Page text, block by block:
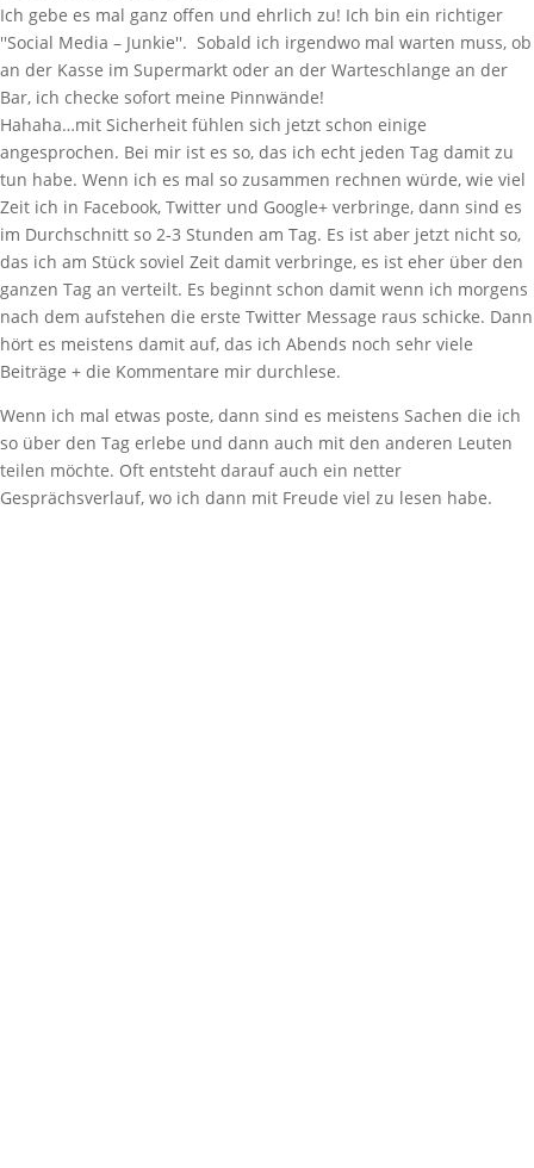
Ich gebe es mal ganz offen und ehrlich zu! Ich bin ein richtiger
''Social Media – Junkie''. Sobald ich irgendwo mal warten muss, ob
an der Kasse im Supermarkt oder an der Warteschlange an der
Bar, ich checke sofort meine Pinnwände!
Hahaha…mit Sicherheit fühlen sich jetzt schon einige
angesprochen. Bei mir ist es so, das ich echt jeden Tag damit zu
tun habe. Wenn ich es mal so zusammen rechnen würde, wie viel
Zeit ich in Facebook, Twitter und Google+ verbringe, dann sind es
im Durchschnitt so 2-3 Stunden am Tag. Es ist aber jetzt nicht so,
das ich am Stück soviel Zeit damit verbringe, es ist eher über den
ganzen Tag an verteilt. Es beginnt schon damit wenn ich morgens
nach dem aufstehen die erste Twitter Message raus schicke. Dann
hört es meistens damit auf, das ich Abends noch sehr viele
Beiträge + die Kommentare mir durchlese.
Wenn ich mal etwas poste, dann sind es meistens Sachen die ich
so über den Tag erlebe und dann auch mit den anderen Leuten
teilen möchte. Oft entsteht darauf auch ein netter
Gesprächsverlauf, wo ich dann mit Freude viel zu lesen habe.